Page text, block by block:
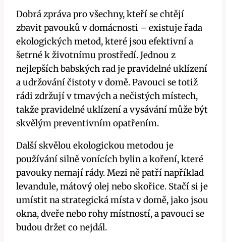
Dobrá⁢ zpráva pro všechny, kteří se chtějí
zbavit pavouků v ⁢domácnosti – existuje řada⁣
ekologických metod,⁤ které jsou efektivní a⁢
šetrné k životnímu prostředí. Jednou ‌z
nejlepších⁤ babských rad ‌je pravidelné uklízení
a udržování čistoty v domě. Pavouci se totiž
rádi ⁤zdržují⁤ v​ tmavých ‌a nečistých místech,
takže pravidelné⁣ uklízení a vysávání může být ​
skvělým preventivním opatřením.
Další‌ skvělou ekologickou metodou je
‍používání silně vonících bylin⁣ a ​koření, které
‍pavouky nemají rády. Mezi ně patří ⁢například
levandule, mátový olej nebo⁤ skořice. Stačí si je
umístit ⁤na strategická​ místa v⁣ domě, jako jsou
okna, ⁤dveře nebo rohy ⁣místností, a pavouci se
budou držet⁣ co ⁣nejdál.